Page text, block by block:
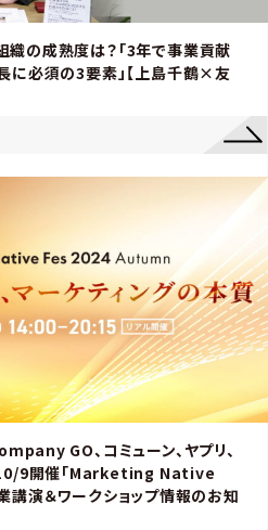
織の成熟度は？「3年で事業貢献
に必須の3要素」【上島千鶴×友
GO、コミューン、ヤプリ、
9開催「Marketing Native
演＆ワークショップ情報のお知